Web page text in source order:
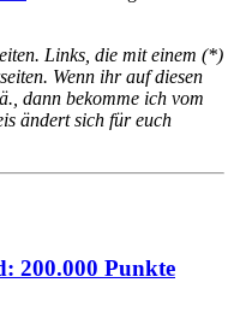
Links, die mit einem (*)
Wenn ihr auf diesen
dann bekomme ich vom
ändert sich für euch
200.000 Punkte